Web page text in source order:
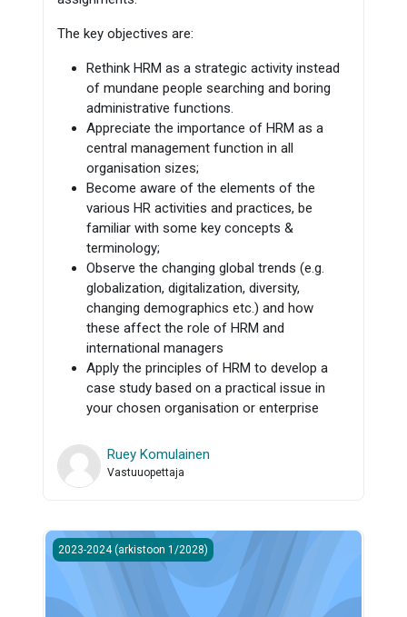
The key objectives are:
Rethink HRM as a strategic activity instead
of mundane people searching and boring
administrative functions.
Appreciate the importance of HRM as a
central management function in all
organisation sizes;
Become aware of the elements of the
various HR activities and practices, be
familiar with some key concepts &
terminology;
Observe the changing global trends (e.g.
globalization, digitalization, diversity,
changing demographics etc.) and how
these affect the role of HRM and
international managers
Apply the principles of HRM to develop a
case study based on a practical issue in
your chosen organisation or enterprise
Ruey Komulainen
Vastuuopettaja
TTY23S
2023-2024 (arkistoon 1/2028)